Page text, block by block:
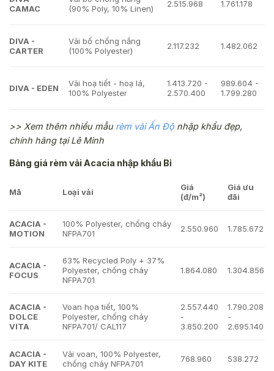
CAMAC
(90% Poly, 10% Linen)
2.515.968 1.761.178
DIVA -
CARTER
Vải bố chống nắng
(100% Polyester)
2.117.232 1.482.062
DIVA - EDEN
Vải hoạ tiết - hoạ lá,
100% Polyester
1.413.720 -
2.570.400
989.604 -
1.799.280
>> Xem thêm nhiều mẫu rèm vải Ấn Độ nhập khẩu đẹp,
chính hãng tại Lê Minh
Bảng giá rèm vải Acacia nhập khẩu Bỉ
Mã Loại vải
Giá
(đ/m²)
Giá ưu
đãi
ACACIA -
MOTION
100% Polyester, chống cháy
NFPA701
2.550.960 1.785.672
ACACIA -
FOCUS
63% Recycled Poly + 37%
Polyester, chống cháy
NFPA701
1.864.080 1.304.856
ACACIA -
DOLCE
VITA
Voan họa tiết, 100%
Polyester, chống cháy
NFPA701/ CAL117
2.557.440
-
3.850.200
1.790.208
-
2.695.140
ACACIA -
DAY KITE
Vải voan, 100% Polyester,
chống cháy NFPA701
768.960 538.272